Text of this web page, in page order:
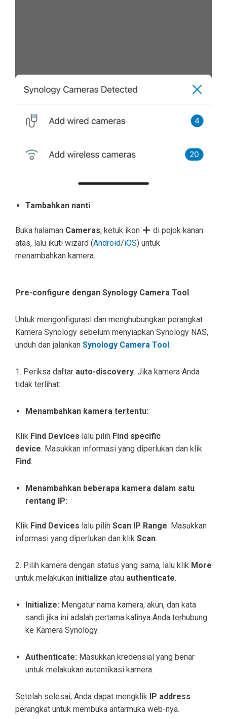
Tambahkan nanti
Buka halaman Cameras, ketuk ikon
di pojok kanan
atas, lalu ikuti wizard (Android/iOS) untuk
menambahkan kamera.
Pre-configure dengan Synology Camera Tool
Untuk mengonfigurasi dan menghubungkan perangkat
Kamera Synology sebelum menyiapkan Synology NAS,
unduh dan jalankan Synology Camera Tool.
1. Periksa daftar auto-discovery. Jika kamera Anda
tidak terlihat:
Menambahkan kamera tertentu:
Klik Find Devices lalu pilih Find specific
device. Masukkan informasi yang diperlukan dan klik
Find.
Menambahkan beberapa kamera dalam satu
rentang IP:
Klik Find Devices lalu pilih Scan IP Range. Masukkan
informasi yang diperlukan dan klik Scan.
2. Pilih kamera dengan status yang sama, lalu klik More
untuk melakukan initialize atau authenticate.
Initialize: Mengatur nama kamera, akun, dan kata
sandi jika ini adalah pertama kalinya Anda terhubung
ke Kamera Synology.
Authenticate: Masukkan kredensial yang benar
untuk melakukan autentikasi kamera.
Setelah selesai, Anda dapat mengklik IP address
perangkat untuk membuka antarmuka web-nya.